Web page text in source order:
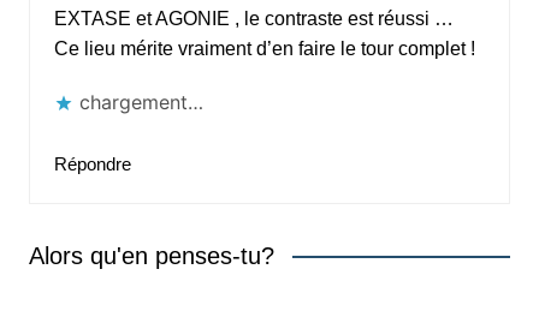
EXTASE et AGONIE , le contraste est réussi …
Ce lieu mérite vraiment d’en faire le tour complet !
chargement…
Répondre
Alors qu'en penses-tu?